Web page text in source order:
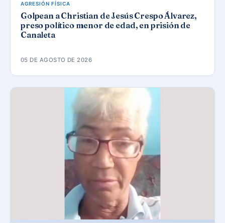
AGRESIÓN FÍSICA
Golpean a Christian de Jesús Crespo Álvarez,
preso político menor de edad, en prisión de
Canaleta
05 DE AGOSTO DE 2026